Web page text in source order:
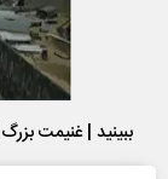
ببینید | غنیمت